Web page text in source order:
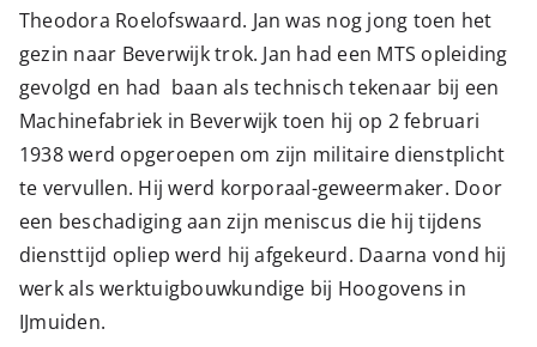
Theodora Roelofswaard‏. Jan was nog jong toen het
gezin naar Beverwijk trok. Jan had een MTS opleiding
gevolgd en had baan als technisch tekenaar bij een
Machinefabriek in Beverwijk toen hij op 2 februari
1938 werd opgeroepen om zijn militaire dienstplicht
te vervullen. Hij werd korporaal-geweermaker. Door
een beschadiging aan zijn meniscus die hij tijdens
diensttijd opliep werd hij afgekeurd. Daarna vond hij
werk als werktuigbouwkundige bij Hoogovens in
IJmuiden.